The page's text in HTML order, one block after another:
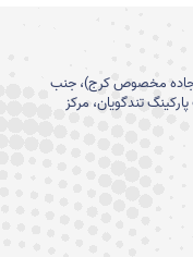
لشکری (جاده مخصوص کرج)، جنب
تندگویان، مرکز